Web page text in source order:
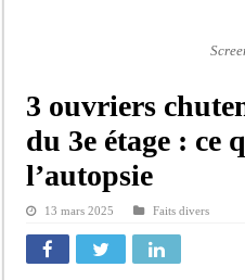
3 ouvriers
du 3e étage : ce
l’autopsie
13 mars 2025 Faits divers